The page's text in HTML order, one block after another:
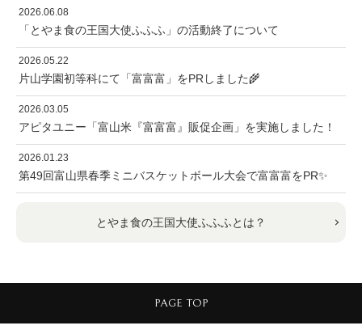
2026.06.08
「とやま食の王国大使ふふふ」の活動終了について
2026.05.22
片山学園初等科にて「富富富」をPRしました🌾
2026.03.05
アピタユニー「富山米『富富富』販促企画」を実施しました！
2026.01.23
第49回富山県春季ミニバスケットボール大会で富富富をPR✨
とやま食の王国大使ふふふとは？
PAGE TOP